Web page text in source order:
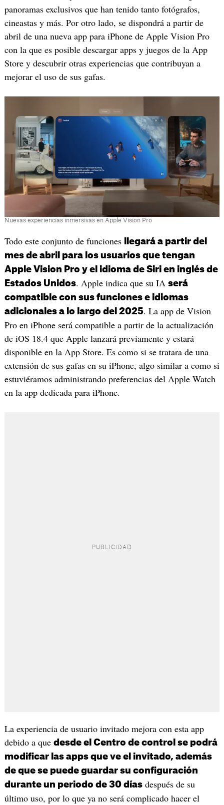
panoramas exclusivos que han tenido tanto fotógrafos,
cineastas y más. Por otro lado, se dispondrá a partir de
abril de una nueva app para iPhone de Apple Vision Pro
con la que es posible descargar apps y juegos de la App
Store y descubrir otras experiencias que contribuyan a
mejorar el uso de sus gafas.
Nuevas experiencias inmersivas en Apple Vision Pro
Todo este conjunto de funciones
llegará a partir del
mes de abril para los usuarios que tengan
Apple Vision Pro y el idioma de Siri en inglés de
Estados Unidos. Apple indica que su IA será
compatible con sus funciones e idiomas
adicionales a lo largo del 2025. La app de Vision
Pro en iPhone será compatible a partir de la actualización
de iOS 18.4 que Apple lanzará previamente y estará
disponible en la App Store. Es como si se tratara de una
extensión de sus gafas en su iPhone, algo similar a como si
estuviéramos administrando preferencias del Apple Watch
en la app dedicada para iPhone.
La experiencia de usuario invitado mejora con esta app
debido a que desde el Centro de control se podrá
modificar las apps que ve el invitado, además
de que se puede guardar su configuración
durante un periodo de 30 díasdespués de su
último uso, por lo que ya no será complicado hacer el